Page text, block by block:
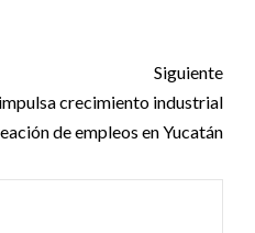
Siguiente
crecimiento industrial
de empleos en Yucatán